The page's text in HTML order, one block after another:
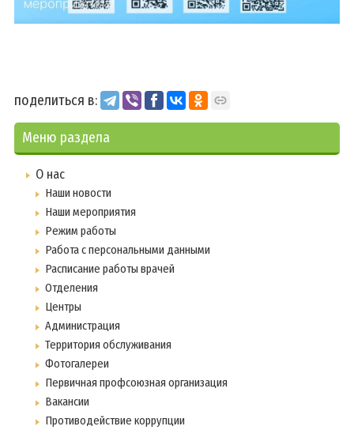
поделиться в:
Меню раздела
О нас
Наши новости
Наши мероприятия
Режим работы
Работа с персональными данными
Расписание работы врачей
Отделения
Центры
Администрация
Территория обслуживания
Фотогалереи
Первичная профсоюзная организация
Вакансии
Противодействие коррупции